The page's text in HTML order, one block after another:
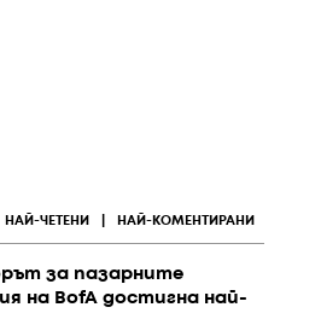
НАЙ-ЧЕТЕНИ НАЙ-КОМЕНТИРАНИ
за пазарните
на BofA достигна най-